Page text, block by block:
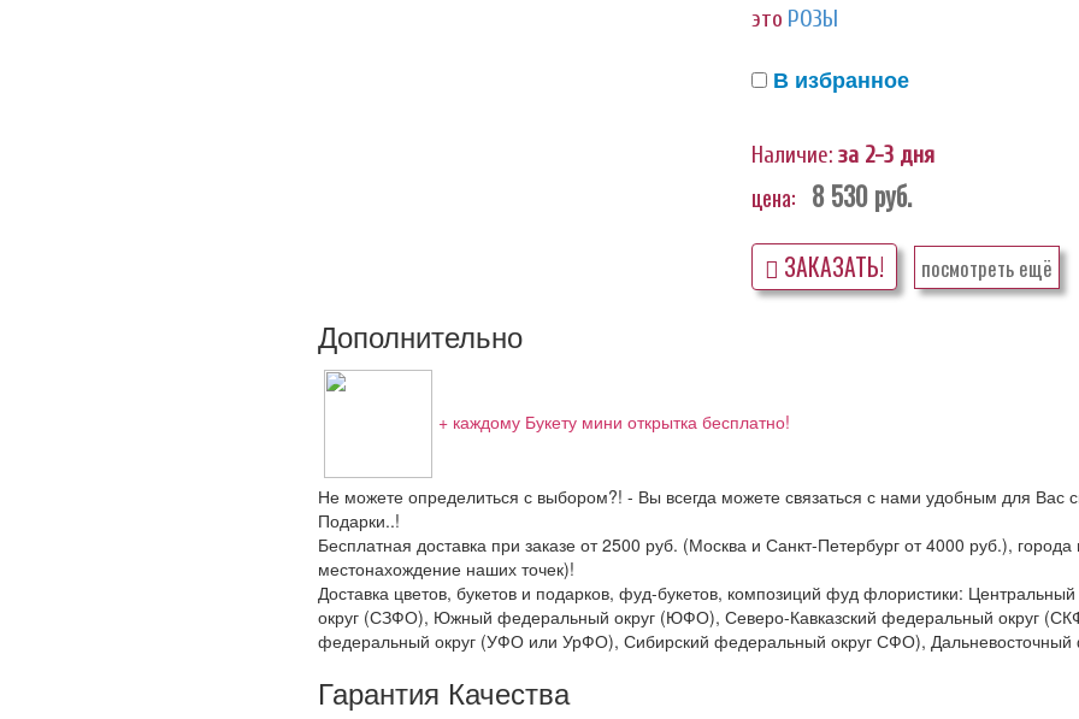
это РОЗЫ
В избранное
Наличие: за 2-3 дня
цена: 8 530руб.
ЗАКАЗАТЬ! посмотреть ещё
Дополнительно
+ каждому Букету мини открытка бесплатно!
Не можете определиться с выбором?! - Вы всегда можете связаться с нами удобным для
Подарки..!
Бесплатная доставка при заказе от 2500 руб. (Москва и Санкт-Петербург от 4000 руб.),
местонахождение наших точек)!
Доставка цветов, букетов и подарков, фуд-букетов, композиций фуд флористики:
округ (СЗФО), Южный федеральный округ (ЮФО), Северо-Кавказский федеральный округ
федеральный округ (УФО или УрФО), Сибирский федеральный округ СФО),
Гарантия Качества